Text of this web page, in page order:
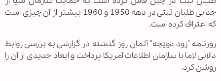
جدایی طلبان تبتی در دهه 1950 و 1960 بیشتر از آن چیزی است
که اعتراف کرده است.
روزنامه "زود دویچه" آلمان روز گذشته در گزارشی به بررسی روابط
دالایی لاما با سازمان اطلاعات آمریکا پرداخت و ابعاد جدیدی از آن را
روشن کرد.